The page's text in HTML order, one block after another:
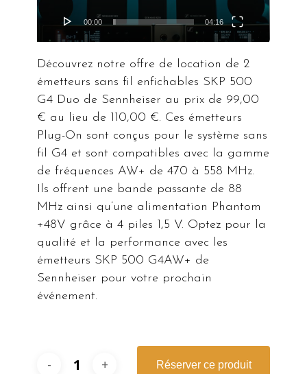
00:00 04:16
Découvrez notre offre de location de 2
émetteurs sans fil enfichables SKP 500
G4 Duo de Sennheiser au prix de 99,00
€ au lieu de 110,00 €. Ces émetteurs
Plug-On sont conçus pour le système sans
fil G4 et sont compatibles avec la gamme
de fréquences AW+ de 470 à 558 MHz.
Ils offrent une bande passante de 88
MHz ainsi qu’une alimentation Phantom
+48V grâce à 4 piles 1,5 V. Optez pour la
qualité et la performance avec les
émetteurs SKP 500 G4AW+ de
Sennheiser pour votre prochain
événement.
Réserver ce produit